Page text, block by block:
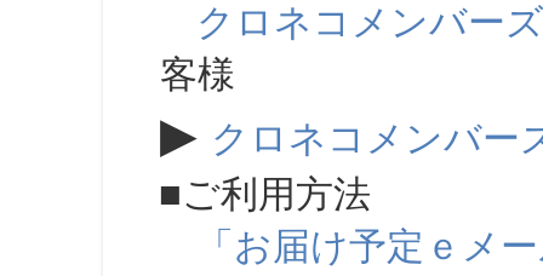
クロネコメンバーズ
客様
▶ クロネコメンバー
■ご利用方法
「お届け予定ｅメ